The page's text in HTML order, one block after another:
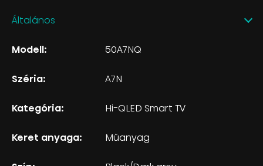
Általános
Modell: 50A7NQ
Széria: A7N
Kategória: Hi-QLED Smart TV
Keret anyaga: Műanyag